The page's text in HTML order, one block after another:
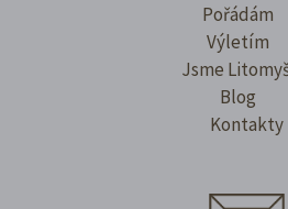
Pořádám
Výletím
Jsme
Blog
Kontakty